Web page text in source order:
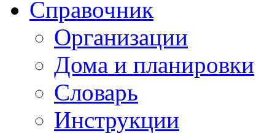
Справочник
Организации
Дома и планировки
Словарь
Инструкции